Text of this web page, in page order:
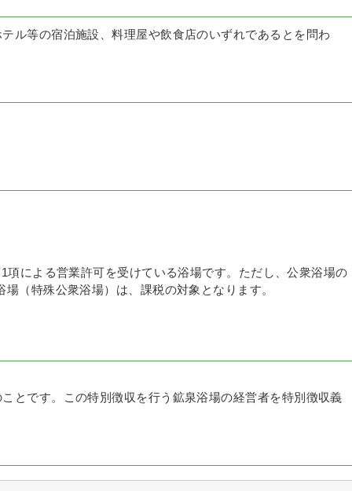
ル等の宿泊施設、料理屋や飲食店のいずれであるとを問わ
による営業許可を受けている浴場です。ただし、公衆浴場の
（特殊公衆浴場）は、課税の対象となります。
とです。この特別徴収を行う鉱泉浴場の経営者を特別徴収義